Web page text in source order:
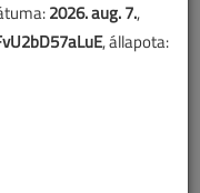
2026. aug. 7.,
, állapota: